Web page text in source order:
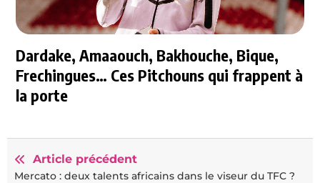
Dardake, Amaaouch, Bakhouche, Bique,
Frechingues… Ces Pitchouns qui frappent à
la porte
Article précédent
Mercato : deux talents africains dans le viseur du TFC ?